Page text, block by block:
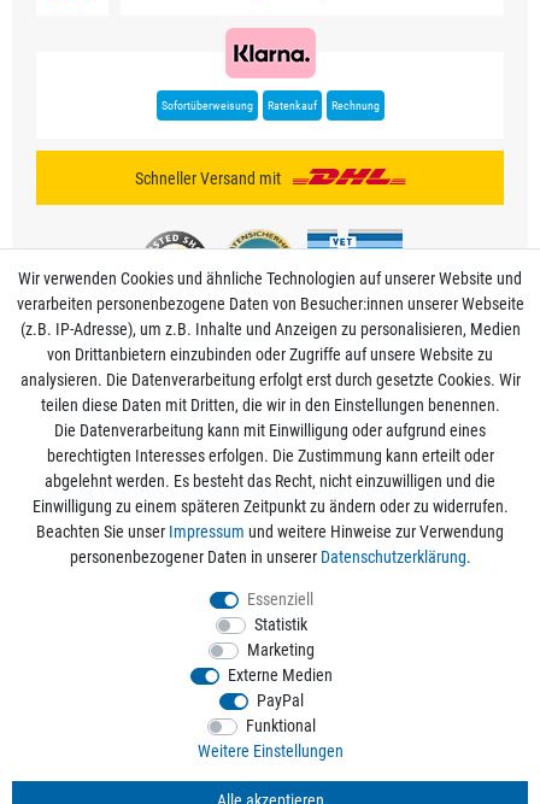
Sofortüberweisung Ratenkauf Rechnung
Schneller Versand mit
Mein Konto
Informationen
Rechtliche Angaben
Alle Preise sind inkl. der gesetzlichen Mehrwertsteuer und zzgl.
Kostenloser Versand ab 50€ Bestellwert nur innerhalb Deutschlands.
© 2026 aquaristikwelt24. Alle Rechte vorbehalten. Powered by
Kontakt
Wir verwenden Cookies und ähnliche Technologien auf unserer Website und
verarbeiten personenbezogene Daten von Besucher:innen unserer Webseite
(z.B. IP-Adresse), um z.B. Inhalte und Anzeigen zu personalisieren, Medien
von Drittanbietern einzubinden oder Zugriffe auf unsere Website zu
analysieren. Die Datenverarbeitung erfolgt erst durch gesetzte Cookies. Wir
teilen diese Daten mit Dritten, die wir in den Einstellungen benennen.
Die Datenverarbeitung kann mit Einwilligung oder aufgrund eines
berechtigten Interesses erfolgen. Die Zustimmung kann erteilt oder
abgelehnt werden. Es besteht das Recht, nicht einzuwilligen und die
Einwilligung zu einem späteren Zeitpunkt zu ändern oder zu widerrufen.
Beachten Sie unser Impressum und weitere Hinweise zur Verwendung
personenbezogener Daten in unserer Daten­schutz­erklärung.
Essenziell
Statistik
Marketing
Externe Medien
PayPal
Funktional
Weitere Einstellungen